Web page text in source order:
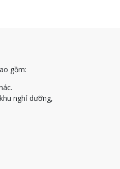
gồm:
nghỉ dưỡng,